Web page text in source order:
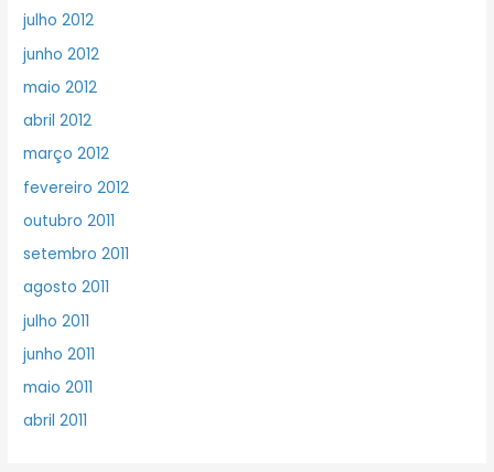
julho 2012
junho 2012
maio 2012
abril 2012
março 2012
fevereiro 2012
outubro 2011
setembro 2011
agosto 2011
julho 2011
junho 2011
maio 2011
abril 2011